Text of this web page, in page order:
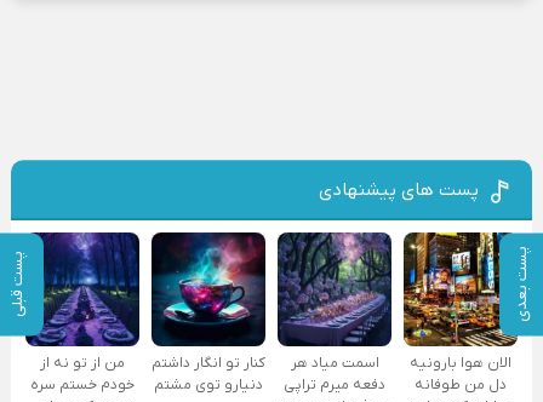
پست بعدی پست قبلی
پست های پیشنهادی
الان هوا بارونیه
دل من طوفانه
اسمت میاد هر
دفعه میرم تراپی
کنار تو انگار داشتم
دنیارو توی مشتم
من از تو نه از
خودم خستم سره